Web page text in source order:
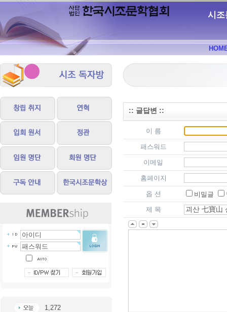
시조
1,272
:: 글답변 ::
이 름
패스워드
이메일
홈페이지
옵 션 비밀글
제 목